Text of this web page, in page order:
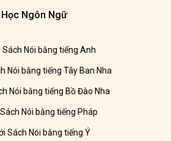
Học Ngôn Ngữ
Sách Nói bằng tiếng Anh
Nói bằng tiếng Tây Ban Nha
Nói bằng tiếng Bồ Đào Nha
Nói bằng tiếng Pháp
Sách Nói bằng tiếng Ý